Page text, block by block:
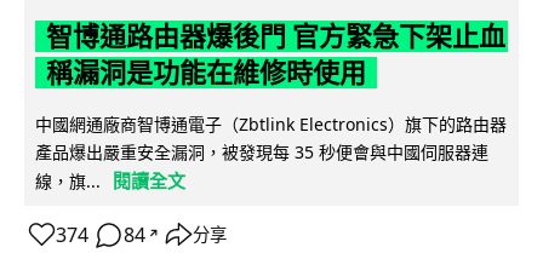
智博通路由器爆後門 官方緊急下架止血
稱漏洞是功能在維修時使用
中國網通廠商智博通電子（Zbtlink Electronics）旗下的路由器
產品爆出嚴重安全漏洞，被發現每 35 秒便會與中國伺服器連
線，旗...
閱讀全文
374 84 ↗ 分享